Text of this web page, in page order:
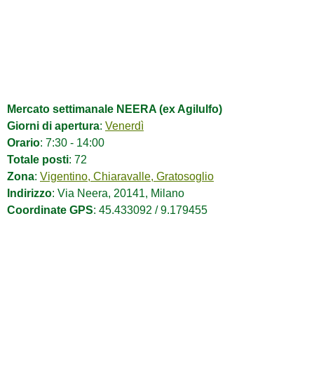
Mercato settimanale NEERA (ex Agilulfo)
Giorni di apertura: Venerdì
Orario: 7:30 - 14:00
Totale posti: 72
Zona: Vigentino, Chiaravalle, Gratosoglio
Indirizzo: Via Neera, 20141, Milano
Coordinate GPS: 45.433092 / 9.179455